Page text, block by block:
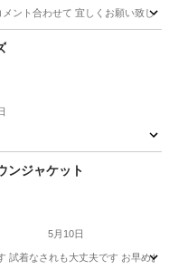
ント合わせて 宜しくお願い致しま
ウンジャケット
5月10日
試着なされも大丈夫です お早めお